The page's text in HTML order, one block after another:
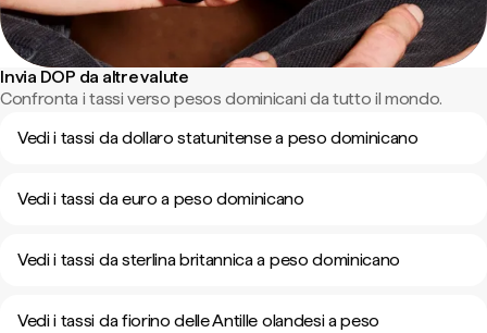
Invia DOP da altre valute
Confronta i tassi verso pesos dominicani da tutto il mondo.
Vedi i tassi da dollaro statunitense a peso dominicano
Vedi i tassi da euro a peso dominicano
Vedi i tassi da sterlina britannica a peso dominicano
Vedi i tassi da fiorino delle Antille olandesi a peso